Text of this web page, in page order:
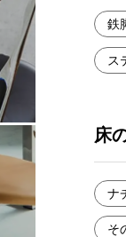
鉄
ス
床
ナ
そ